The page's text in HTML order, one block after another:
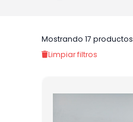
Mostrando 17 productos
Limpiar filtros